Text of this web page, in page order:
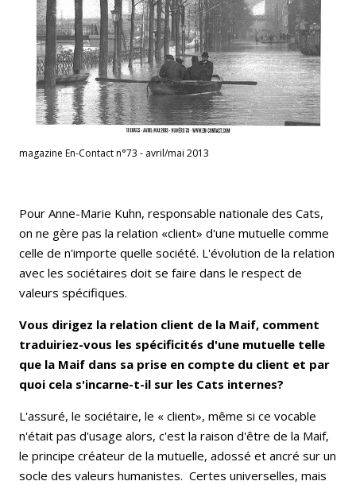
magazine En-Contact n°73 - avril/mai 2013
Pour Anne-Marie Kuhn, responsable nationale des Cats,
on ne gère pas la rela­tion «client» d'une mutuelle comme
celle de n'importe quelle société. L'évo­lution de la relation
avec les sociétaires doit se faire dans le respect de
valeurs spécifiques.
Vous dirigez la relation client de la Maif, comment
traduiriez-vous les spécificités d'une mutuelle telle
que la Maif dans sa prise en compte du client et par
quoi cela s'incarne-t-il sur les Cats internes?
L'assuré, le sociétaire, le « client», même si ce vocable
n'était pas d'usage alors, c'est la raison d'être de la Maif,
le principe créateur de la mutuelle, adossé et ancré sur un
socle des valeurs humanistes. Certes universelles, mais